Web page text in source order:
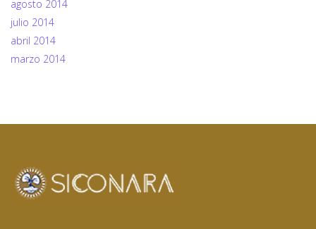
agosto 2014
julio 2014
abril 2014
marzo 2014